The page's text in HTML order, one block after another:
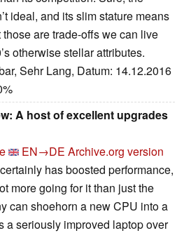
ideal, and its slim stature means
are trade-offs we can live
otherwise stellar attributes.
Sehr Lang, Datum: 14.12.2016
A host of excellent upgrades
EN→DE Archive.org version
has boosted performance,
more going for it than just the
can shoehorn a new CPU into a
a seriously improved laptop over